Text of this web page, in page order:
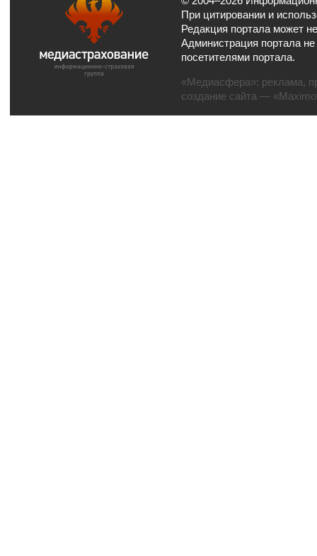
При цитировании и
Редакция портала может
Администрация портала
посетителями портала.
«Медиасфера»: реклама,
создание сайта —